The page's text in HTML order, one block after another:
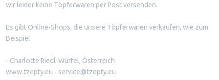
wir leider keine Töpferwaren per Post versenden.
Es gibt Online-Shops, die unsere Töpferwaren verkaufen, wie zum
Beispiel:
- Charlotte Riedl-Würfel, Österreich
www.tzepty.eu - service@tzepty.eu